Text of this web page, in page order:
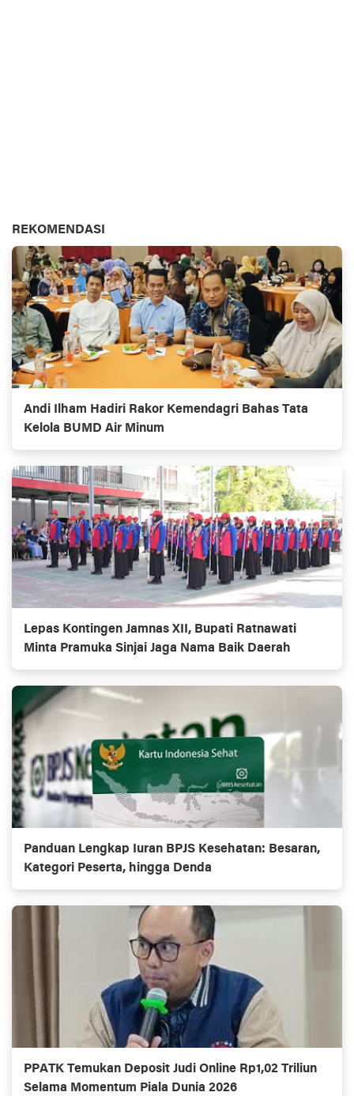
REKOMENDASI
Andi Ilham Hadiri Rakor Kemendagri Bahas Tata
Kelola BUMD Air Minum
Lepas Kontingen Jamnas XII, Bupati Ratnawati
Minta Pramuka Sinjai Jaga Nama Baik Daerah
Panduan Lengkap Iuran BPJS Kesehatan: Besaran,
Kategori Peserta, hingga Denda
PPATK Temukan Deposit Judi Online Rp1,02 Triliun
Selama Momentum Piala Dunia 2026